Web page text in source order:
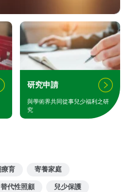
研究申請
與學術界共同從事兒少福利之研
究
療育 寄養家庭
替代性照顧 兒少保護